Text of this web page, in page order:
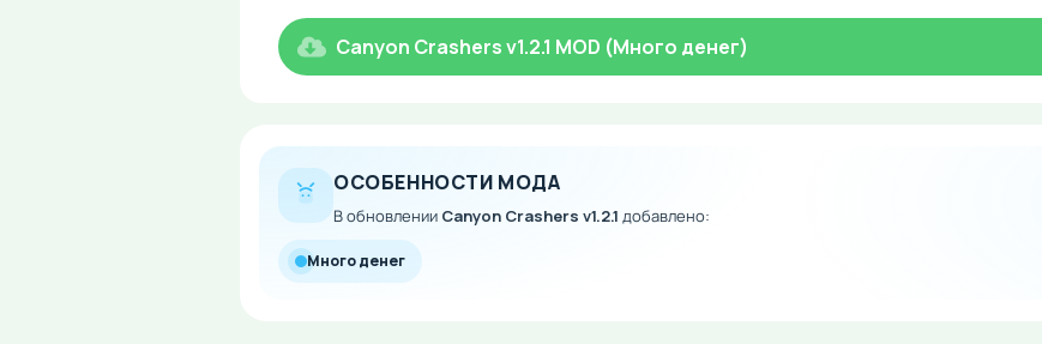
Canyon Crashers v1.2.1 MOD (Много денег)
ОСОБЕННОСТИ МОДА
В обновлении Canyon Crashers v1.2.1 добавлено:
Много денег